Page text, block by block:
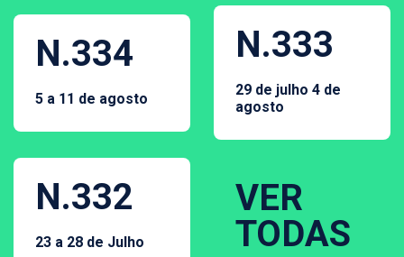
N.334
5 a 11 de agosto
N.333
29 de julho 4 de
agosto
N.332
23 a 28 de Julho
VER
TODAS